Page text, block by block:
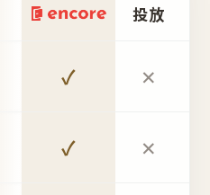
投放
✓ ✕
✓ ✕